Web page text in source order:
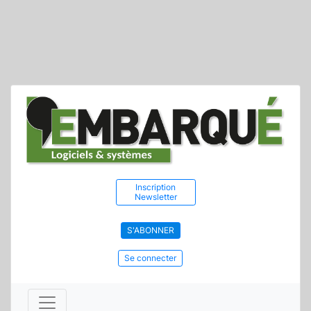
Inscription
Newsletter
S'ABONNER
Se connecter